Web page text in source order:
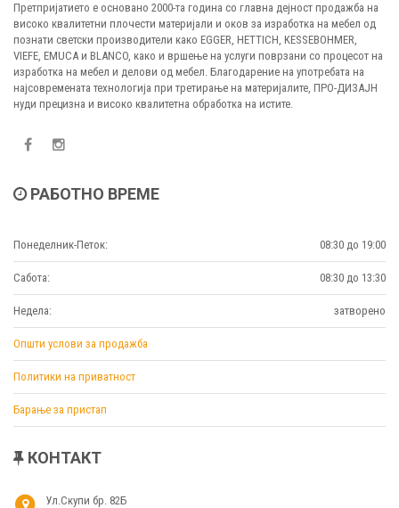
Претпријатието е основано 2000-та година со главна дејност продажба на
високо квалитетни плочести материјали и оков за изработка на мебел од
познати светски производители како EGGER, HETTICH, KESSEBOHMER,
VIEFE, EMUCA и BLANCO, како и вршење на услуги поврзани со процесот на
изработка на мебел и делови од мебел. Благодарение на употребата на
најсовремената технологија при третирање на материјалите, ПРО-ДИЗАЈН
нуди прецизна и високо квалитетна обработка на истите.
РАБОТНО ВРЕМЕ
Понеделник-Петок: 08:30 до 19:00
Сабота: 08:30 до 13:30
Недела: затворено
Општи услови за продажба
Политики на приватност
Барање за пристап
КОНТАКТ
Ул.Скупи бр. 82Б